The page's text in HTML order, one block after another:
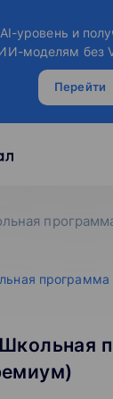
уровень и
моделям без
Перейти